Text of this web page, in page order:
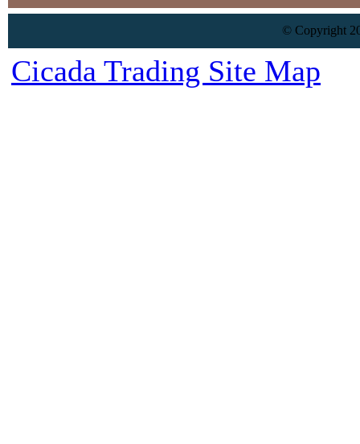
© Copyright
Cicada Trading Site Map